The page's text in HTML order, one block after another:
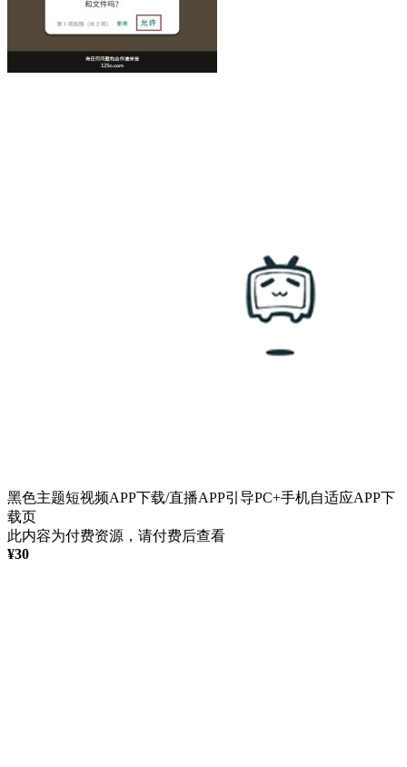
黑色主题短视频APP下载/直播APP引导PC+手机自适应APP下
载页
此内容为付费资源，请付费后查看
¥30